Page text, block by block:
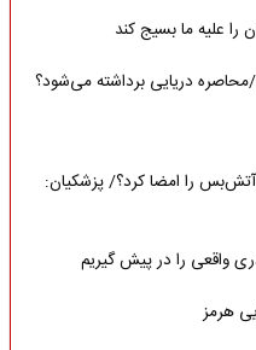
را علیه ما بسیج کند
محاصره دریایی برداشته می‌شود؟
آتش‌بس را امضا کرد؟/ پزشکیان:
واقعی را در پیش گیریم
هرمز